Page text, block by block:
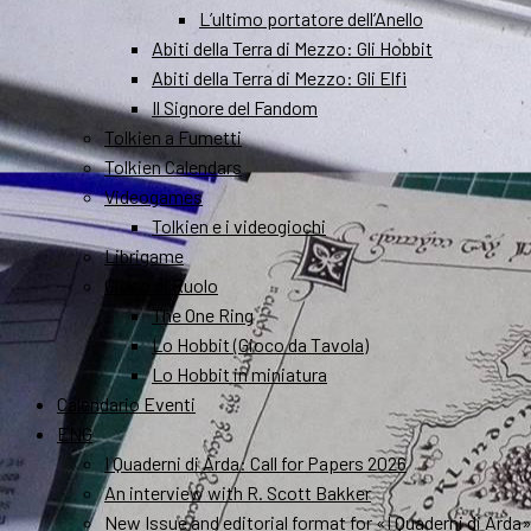
L’ultimo portatore dell’Anello
Abiti della Terra di Mezzo: Gli Hobbit
Abiti della Terra di Mezzo: Gli Elfi
Il Signore del Fandom
Tolkien a Fumetti
Tolkien Calendars
Videogames
Tolkien e i videogiochi
Librigame
Gioco di Ruolo
The One Ring
Lo Hobbit (Gioco da Tavola)
Lo Hobbit in miniatura
Calendario Eventi
ENG
I Quaderni di Arda: Call for Papers 2026
An interview with R. Scott Bakker
New Issue and editorial format for «I Quaderni di Arda»